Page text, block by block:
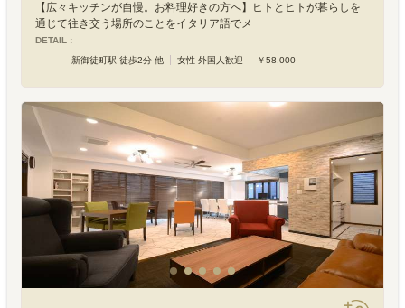
【広々キッチンが自慢。お料理好きの方へ】ヒトとヒトが暮らしを
通じて往き交う場所のことをイタリア語でメ
DETAIL :
新御徒町駅 徒歩2分 他
女性 外国人歓迎 ￥58,000